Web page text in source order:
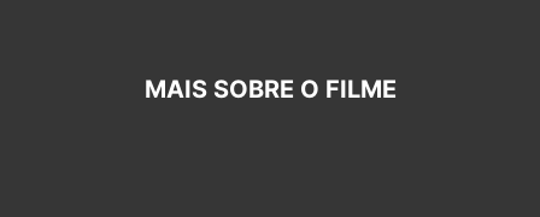
MAIS SOBRE O FILME